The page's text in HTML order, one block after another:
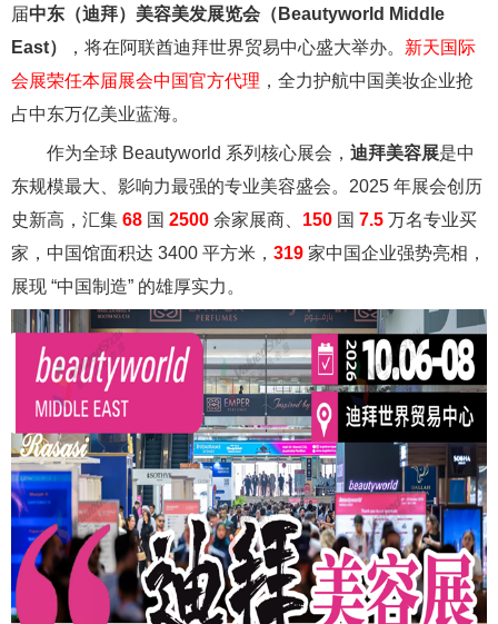
届中东（迪拜）美容美发展览会（Beautyworld Middle
East）
，将在阿联酋迪拜世界贸易中心盛大举办。 新天国际
会展荣任本届展会中国官方代理 ，全力护航中国美妆企业抢
占中东万亿美业蓝海。
作为全球 Beautyworld 系列核心展会， 迪拜美容展是中
东规模最大、影响力最强的专业美容盛会。2025 年展会创历
史新高，汇集 68 国 2500 余家展商、 150 国 7.5 万名专业买
家，中国馆面积达 3400 平方米， 319 家中国企业强势亮相，
展现 “中国制造” 的雄厚实力。